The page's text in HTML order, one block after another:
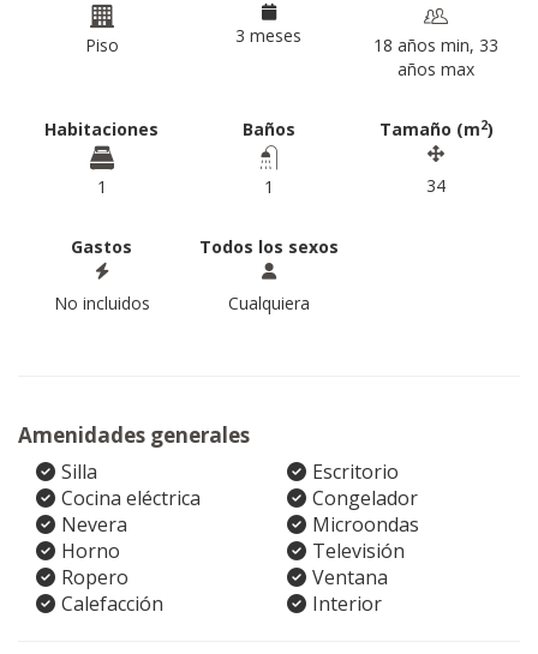
Piso 3 meses
18 años min, 33
años max
Habitaciones
1
Baños
1
Tamaño (m2)
34
Gastos
No incluidos
Todos los sexos
Cualquiera
Amenidades generales
Silla
Escritorio
Cocina eléctrica
Congelador
Nevera
Microondas
Horno
Televisión
Ropero
Ventana
Calefacción
Interior